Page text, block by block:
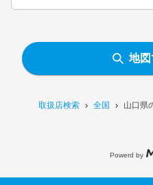
取扱店検索 全国 山口県
地
Powerd by